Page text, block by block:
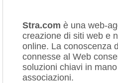
Stra.com è una web-
creazione di siti web e
online. La conoscenza
connesse al Web
soluzioni chiavi in
associazioni.